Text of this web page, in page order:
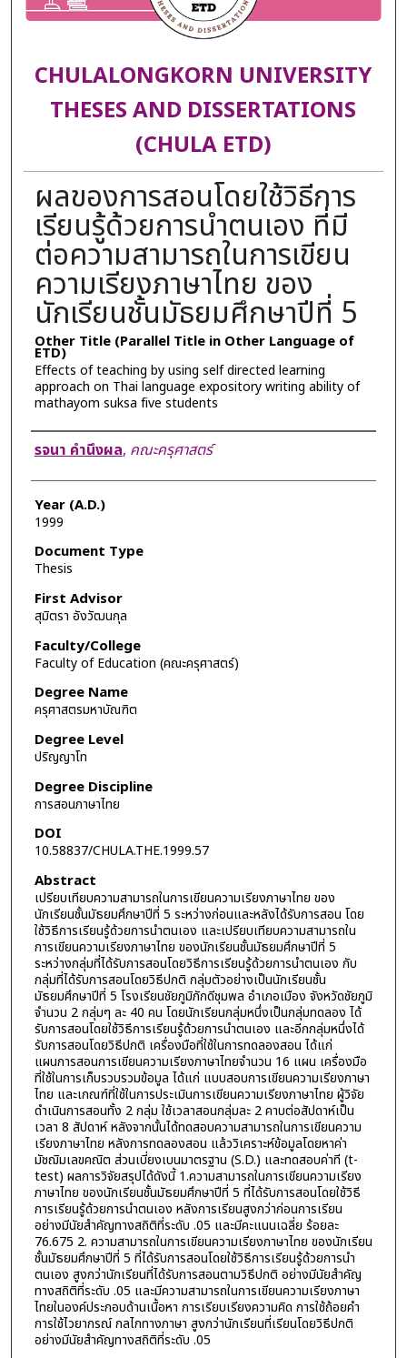
CHULALONGKORN UNIVERSITY
THESES AND DISSERTATIONS
(CHULA ETD)
ผลของการสอนโดยใช้วิธีการ
เรียนรู้ด้วยการนำตนเอง ที่มี
ต่อความสามารถในการเขียน
ความเรียงภาษาไทย ของ
นักเรียนชั้นมัธยมศึกษาปีที่ 5
Other Title (Parallel Title in Other Language of
ETD)
Effects of teaching by using self directed learning
approach on Thai language expository writing ability of
mathayom suksa five students
Author
รจนา คำนึงผล, คณะครุศาสตร์
Year (A.D.)
1999
Document Type
Thesis
First Advisor
สุมิตรา อังวัฒนกุล
Faculty/College
Faculty of Education (คณะครุศาสตร์)
Degree Name
ครุศาสตรมหาบัณฑิต
Degree Level
ปริญญาโท
Degree Discipline
การสอนภาษาไทย
DOI
10.58837/CHULA.THE.1999.57
Abstract
เปรียบเทียบความสามารถในการเขียนความเรียงภาษาไทย ของ
นักเรียนชั้นมัธยมศึกษาปีที่ 5 ระหว่างก่อนและหลังได้รับการสอน โดย
ใช้วิธีการเรียนรู้ด้วยการนำตนเอง และเปรียบเทียบความสามารถใน
การเขียนความเรียงภาษาไทย ของนักเรียนชั้นมัธยมศึกษาปีที่ 5
ระหว่างกลุ่มที่ได้รับการสอนโดยวิธีการเรียนรู้ด้วยการนำตนเอง กับ
กลุ่มที่ได้รับการสอนโดยวิธีปกติ กลุ่มตัวอย่างเป็นนักเรียนชั้น
มัธยมศึกษาปีที่ 5 โรงเรียนชัยภูมิภักดีชุมพล อำเภอเมือง จังหวัดชัยภูมิ
จำนวน 2 กลุ่มๆ ละ 40 คน โดยนักเรียนกลุ่มหนึ่งเป็นกลุ่มทดลอง ได้
รับการสอนโดยใช้วิธีการเรียนรู้ด้วยการนำตนเอง และอีกกลุ่มหนึ่งได้
รับการสอนโดยวิธีปกติ เครื่องมือที่ใช้ในการทดลองสอน ได้แก่
แผนการสอนการเขียนความเรียงภาษาไทยจำนวน 16 แผน เครื่องมือ
ที่ใช้ในการเก็บรวบรวมข้อมูล ได้แก่ แบบสอบการเขียนความเรียงภาษา
ไทย และเกณฑ์ที่ใช้ในการประเมินการเขียนความเรียงภาษาไทย ผู้วิจัย
ดำเนินการสอนทั้ง 2 กลุ่ม ใช้เวลาสอนกลุ่มละ 2 คาบต่อสัปดาห์เป็น
เวลา 8 สัปดาห์ หลังจากนั้นได้ทดสอบความสามารถในการเขียนความ
เรียงภาษาไทย หลังการทดลองสอน แล้ววิเคราะห์ข้อมูลโดยหาค่า
มัชฌิมเลขคณิต ส่วนเบี่ยงเบนมาตรฐาน (S.D.) และทดสอบค่าที (t-
test) ผลการวิจัยสรุปได้ดังนี้ 1.ความสามารถในการเขียนความเรียง
ภาษาไทย ของนักเรียนชั้นมัธยมศึกษาปีที่ 5 ที่ได้รับการสอนโดยใช้วิธี
การเรียนรู้ด้วยการนำตนเอง หลังการเรียนสูงกว่าก่อนการเรียน
อย่างมีนัยสำคัญทางสถิติที่ระดับ .05 และมีคะแนนเฉลี่ย ร้อยละ
76.675 2. ความสามารถในการเขียนความเรียงภาษาไทย ของนักเรียน
ชั้นมัธยมศึกษาปีที่ 5 ที่ได้รับการสอนโดยใช้วิธีการเรียนรู้ด้วยการนำ
ตนเอง สูงกว่านักเรียนที่ได้รับการสอนตามวิธีปกติ อย่างมีนัยสำคัญ
ทางสถิติที่ระดับ .05 และมีความสามารถในการเขียนความเรียงภาษา
ไทยในองค์ประกอบด้านเนื้อหา การเรียบเรียงความคิด การใช้ถ้อยคำ
การใช้ไวยากรณ์ กลไกทางภาษา สูงกว่านักเรียนที่เรียนโดยวิธีปกติ
อย่างมีนัยสำคัญทางสถิติที่ระดับ .05